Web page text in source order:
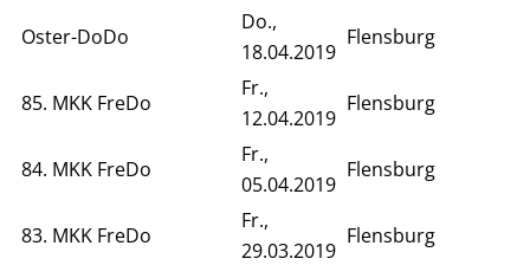
Oster-DoDo
Do.,
18.04.2019
Flensburg
85. MKK FreDo
Fr.,
12.04.2019
Flensburg
84. MKK FreDo
Fr.,
05.04.2019
Flensburg
83. MKK FreDo
Fr.,
29.03.2019
Flensburg